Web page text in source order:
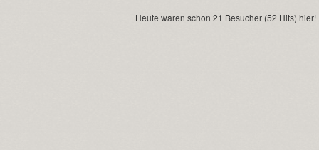
Heute waren schon 21 Besucher (52 Hits) hier!